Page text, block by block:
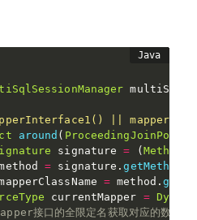
||
around ( ProceedingJoinPoint
signature = (
= signature .getMethod
= method .
currentMapper =
接口的全限定名获取对应的数据源